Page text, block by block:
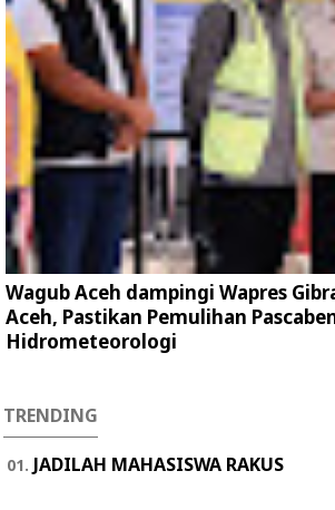
Wagub Aceh dampingi Wapres
Aceh, Pastikan Pemulihan
Hidrometeorologi
TRENDING
JADILAH MAHASISWA RAKUS